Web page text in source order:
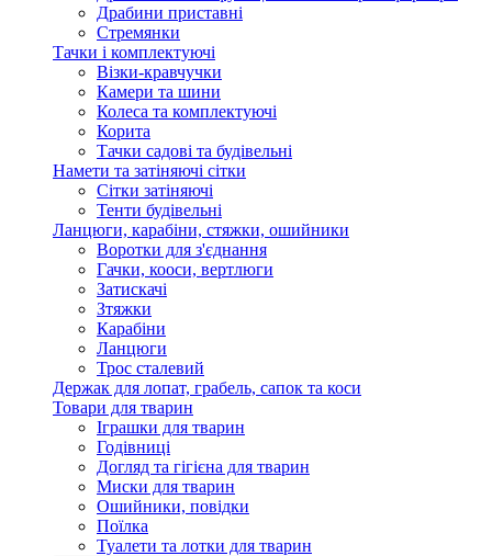
Драбини приставні
Стремянки
Тачки і комплектуючі
Візки-кравчучки
Камери та шини
Колеса та комплектуючі
Корита
Тачки садові та будівельні
Намети та затіняючі сітки
Сітки затіняючі
Тенти будівельні
Ланцюги, карабіни, стяжки, ошийники
Воротки для з'єднання
Гачки, кооси, вертлюги
Затискачі
Зтяжки
Карабіни
Ланцюги
Трос сталевий
Держак для лопат, грабель, сапок та коси
Товари для тварин
Іграшки для тварин
Годівниці
Догляд та гігієна для тварин
Миски для тварин
Ошийники, повідки
Поїлка
Туалети та лотки для тварин